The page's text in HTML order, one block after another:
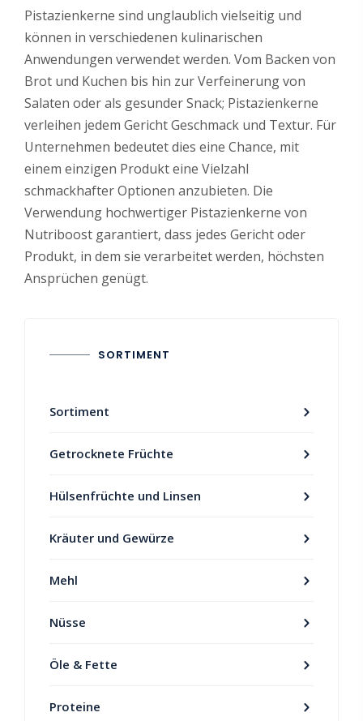
Pistazienkerne sind unglaublich vielseitig und
können in verschiedenen kulinarischen
Anwendungen verwendet werden. Vom Backen von
Brot und Kuchen bis hin zur Verfeinerung von
Salaten oder als gesunder Snack; Pistazienkerne
verleihen jedem Gericht Geschmack und Textur. Für
Unternehmen bedeutet dies eine Chance, mit
einem einzigen Produkt eine Vielzahl
schmackhafter Optionen anzubieten. Die
Verwendung hochwertiger Pistazienkerne von
Nutriboost garantiert, dass jedes Gericht oder
Produkt, in dem sie verarbeitet werden, höchsten
Ansprüchen genügt.
SORTIMENT
Sortiment
Getrocknete Früchte
Hülsenfrüchte und Linsen
Kräuter und Gewürze
Mehl
Nüsse
Öle & Fette
Proteine